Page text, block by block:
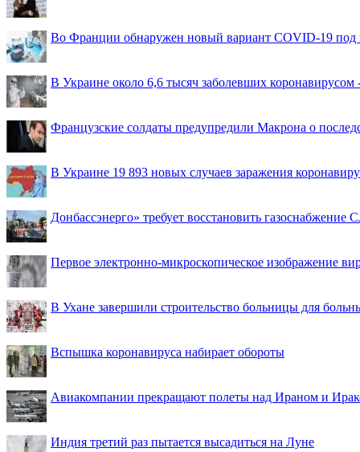
Во Франции обнаружен новый вариант COVID-19 под
В Украине около 6,6 тысяч заболевших коронавирусом
Французские солдаты предупредили Макрона о
В Украине 19 893 новых случаев заражения
Донбассэнерго» требует восстановить газоснабжение
Первое электронно-микроскопическое изображение
В Ухане завершили строительство больницы для
Вспышка коронавируса набирает обороты
Авиакомпании прекращают полеты над Ираном и
Индия третий раз пытается высадиться на Луне